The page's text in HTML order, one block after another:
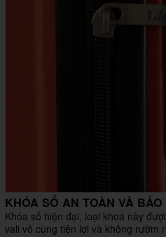
KHÓA SỐ AN TOÀN VÀ BẢO
Khóa số hiện đại, loại khoá này
vali vô cùng tiện lợi và không rườm